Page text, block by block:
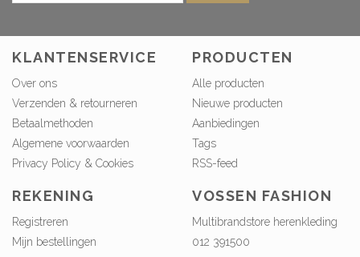
KLANTENSERVICE
Over ons
Verzenden & retourneren
Betaalmethoden
Algemene voorwaarden
Privacy Policy & Cookies
PRODUCTEN
Alle producten
Nieuwe producten
Aanbiedingen
Tags
RSS-feed
REKENING
Registreren
Mijn bestellingen
VOSSEN FASHION
Multibrandstore herenkleding
012 391500